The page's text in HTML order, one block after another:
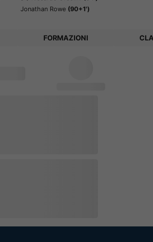
Jonathan Rowe (90+1')
FORMAZIONI